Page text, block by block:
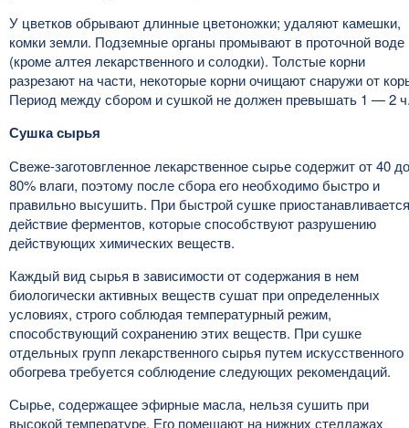
У цветков обрывают длинные цветоножки; удаляют камешки,
комки земли. Подземные органы промывают в проточной воде
(кроме алтея лекарственного и солодки). Толстые корни
разрезают на части, некоторые корни очищают снаружи от
Период между сбором и сушкой не должен превышать 1 — 2
Сушка сырья
Свеже-заготовгленное лекарственное сырье содержит от 40 до
80% влаги, поэтому после сбора его необходимо быстро и
правильно высушить. При быстрой сушке приостанавливается
действие ферментов, которые способствуют разрушению
действующих химических веществ.
Каждый вид сырья в зависимости от содержания в нем
биологически активных веществ сушат при определенных
условиях, строго соблюдая температурный режим,
способствующий сохранению этих веществ. При сушке
отдельных групп лекарственного сырья путем искусственного
обогрева требуется соблюдение следующих рекомендаций.
Сырье, содержащее эфирные масла, нельзя сушить при
высокой температуре. Его помещают на нижних стеллажах